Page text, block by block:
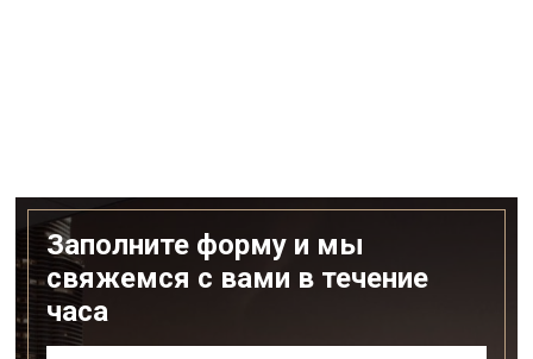
Заполните форму и мы
свяжемся с вами в течение
часа